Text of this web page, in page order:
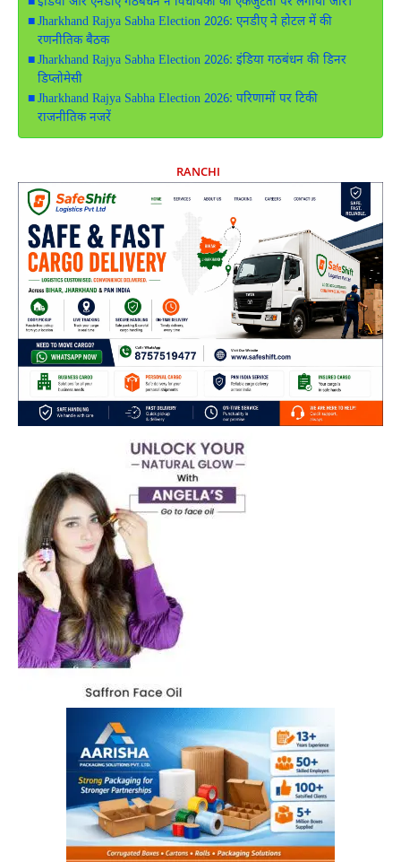
Jharkhand Rajya Sabha Election 2026: एनडीए ने होटल में की
रणनीतिक बैठक
Jharkhand Rajya Sabha Election 2026: इंडिया गठबंधन की डिनर
डिप्लोमेसी
Jharkhand Rajya Sabha Election 2026: परिणामों पर टिकी
राजनीतिक नजरें
RANCHI